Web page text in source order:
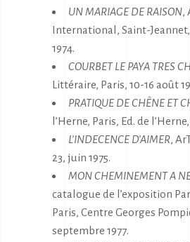
UN MARIAGE DE RAISON,
International, Saint-Jeannet,
1974.
COURBET LE PAYA TRES
Littéraire, Paris, 10-16 août
PRATIQUE DE CHÊNE ET
l’Herne, Paris, Ed. de l’Herne,
L’INDECENCE D’AIMER,
23, juin 1975.
MON CHEMINEMENT A
catalogue de l’exposition
Paris, Centre Georges
septembre 1977.